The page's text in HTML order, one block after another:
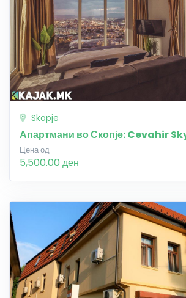
Skopje
Апартмани во Скопје: Cevahir
Цена од
5,500.00 ден